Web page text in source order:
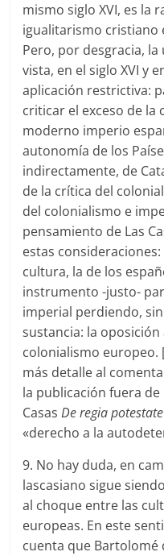
mismo siglo XVI, es la
igualitarismo cristiano
Pero, por desgracia,
vista, en el siglo XVI y
aplicación restrictiva:
criticar el exceso de la
moderno imperio
autonomía de los
indirectamente, de
de la crítica del
del colonialismo e
pensamiento de Las
estas
cultura, la de los
instrumento -justo-
imperial perdiendo,
sustancia: la
colonialismo europeo.
más detalle al
la publicación fuera de
CasasDe regia potestate
«derecho a la
9. No hay duda, en
lascasiano sigue
al choque entre las
europeas. En este
cuenta que Bartolomé